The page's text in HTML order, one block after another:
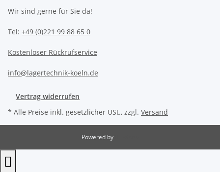
Wir sind gerne für Sie da!
Tel: +49 (0)221 99 88 65 0
Kostenloser Rückrufservice
info@lagertechnik-koeln.de
Vertrag widerrufen
* Alle Preise inkl. gesetzlicher USt., zzgl. Versand
Powered by